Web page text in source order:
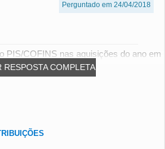
Perguntado em 24/04/2018
RESPOSTA COMPLETA
PIS/COFINS nas aquisições do ano em
cumulativ...